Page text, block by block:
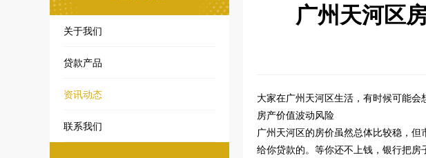
关于我们
贷款产品
资讯动态
联系我们
广州天河区
大家在广州天河区生活，有时候可能会
房产价值波动风险
广州天河区的房价虽然总体比较稳，
给你贷款的。等你还不上钱，银行把